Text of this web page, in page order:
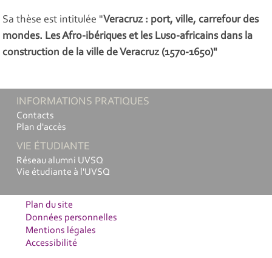
Sa thèse est intitulée "Veracruz : port, ville, carrefour des
mondes. Les Afro-ibériques et les Luso-africains dans la
construction de la ville de Veracruz (1570-1650)"
INFORMATIONS PRATIQUES
Contacts
Plan d'accès
VIE ÉTUDIANTE
Réseau alumni UVSQ
Vie étudiante à l'UVSQ
Plan du site
Données personnelles
Mentions légales
Accessibilité